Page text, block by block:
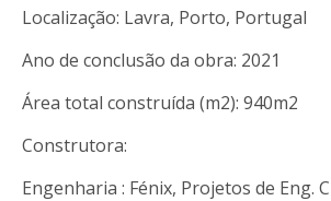
Localização: Lavra, Porto, Portugal
Ano de conclusão da obra: 2021
Área total construída (m2): 940m2
Construtora:
Engenharia : Fénix, Projetos de Eng.